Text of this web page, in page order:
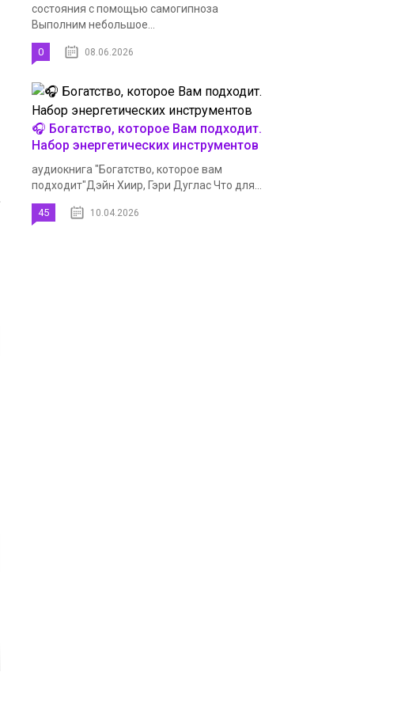
состояния с помощью самогипноза
Выполним небольшое...
0 08.06.2026
🎧 Богатство, которое Вам подходит.
Набор энергетических инструментов
аудиокнига "Богатство, которое вам
подходит"Дэйн Хиир, Гэри Дуглас Что для...
45 10.04.2026